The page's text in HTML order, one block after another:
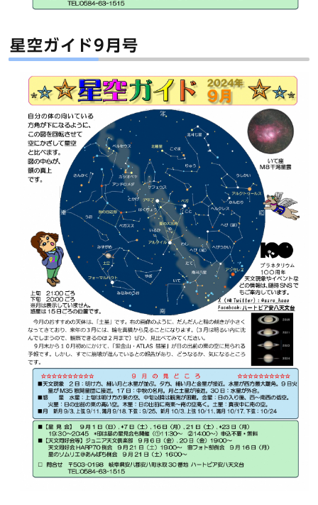
星空ガイド9月号